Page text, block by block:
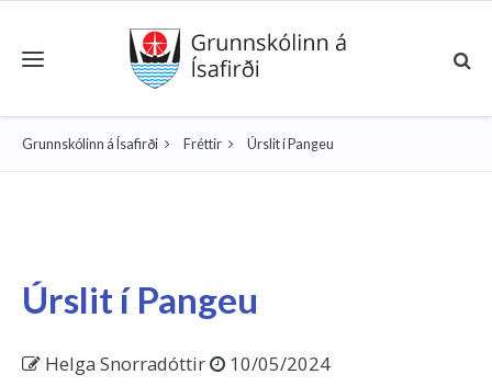
Toggle navigation
Grunnskólinn á Ísafirði Fréttir Úrslit í Pangeu
Úrslit í Pangeu
Helga Snorradóttir
10/05/2024